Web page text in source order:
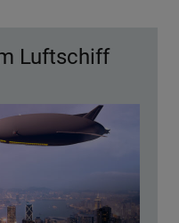
Luftschiff